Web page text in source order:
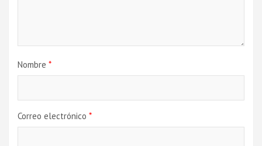
Nombre *
Correo electrónico *